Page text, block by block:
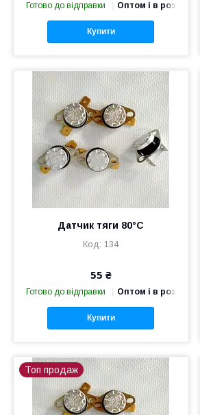
Готово до відправки Оптом і в роздріб
Купити
Датчик тяги 80°С
134
55 ₴
Готово до відправки Оптом і в роздріб
Купити
Топ продаж